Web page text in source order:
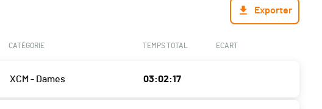
Exporter
CATÉGORIE TEMPS TOTAL ECART
XCM - Dames 03:02:17